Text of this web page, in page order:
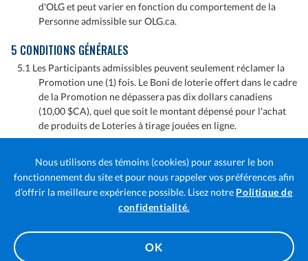
Nous utilisons des témoins (cookies) pour assurer le bon
fonctionnement du site et pour nous rappeler vos préférences afin
d’offrir la meilleure expérience possible. Lisez notre Politique de
confidentialité.
page
OK
d'OLG et peut varier en fonction du comportement de la
Personne admissible sur OLG.ca.
5 CONDITIONS GÉNÉRALES
5.1 Les Participants admissibles peuvent seulement réclamer la
Promotion une (1) fois. Le Boni de loterie offert dans le cadre
de la Promotion ne dépassera pas dix dollars canadiens
(10,00 $CA), quel que soit le montant dépensé pour l'achat
de produits de Loteries à tirage jouées en ligne.
avec le Centre de soutien àplayersupport@olg.caou composer le 1-
855-978-7529.
3:07 a.m.